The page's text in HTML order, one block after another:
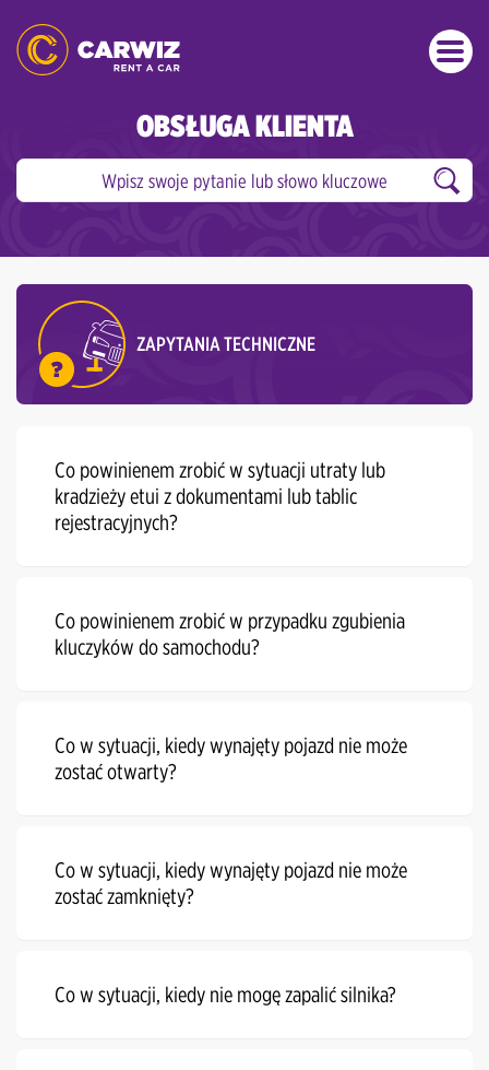
OBSŁUGA KLIENTA
ZAPYTANIA TECHNICZNE
Co powinienem zrobić w sytuacji utraty lub
kradzieży etui z dokumentami lub tablic
rejestracyjnych?
Co powinienem zrobić w przypadku zgubienia
kluczyków do samochodu?
Co w sytuacji, kiedy wynajęty pojazd nie może
zostać otwarty?
Co w sytuacji, kiedy wynajęty pojazd nie może
zostać zamknięty?
Co w sytuacji, kiedy nie mogę zapalić silnika?